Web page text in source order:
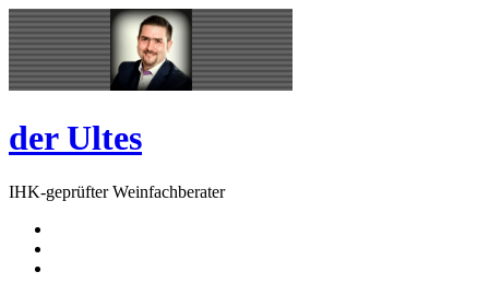
Skip
to
content
Open
Sidebar
der Ultes
IHK-geprüfter Weinfachberater